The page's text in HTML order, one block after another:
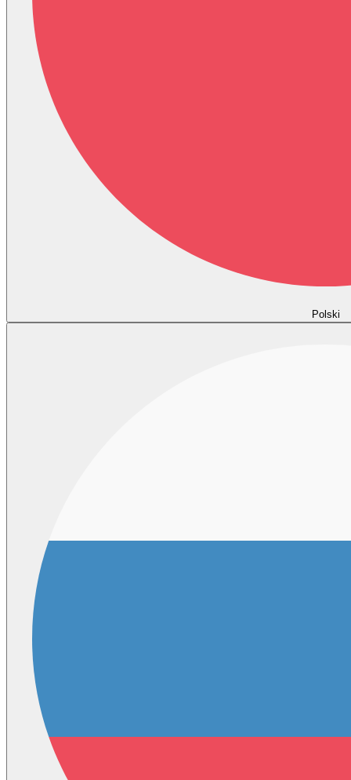
Polski